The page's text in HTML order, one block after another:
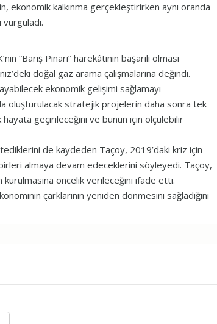
ekonomik kalkınma gerçekleştirirken aynı oranda
“Barış Pınarı” harekâtının başarılı olması
doğal gaz arama çalışmalarına değindi.
ekonomik gelişimi sağlamayı
oluşturulacak stratejik projelerin daha sonra tek
geçirileceğini ve bunun için ölçülebilir
de kaydeden Taçoy, 2019’daki kriz için
almaya devam edeceklerini söyleyedi. Taçoy,
öncelik verileceğini ifade etti.
çarklarının yeniden dönmesini sağladığını